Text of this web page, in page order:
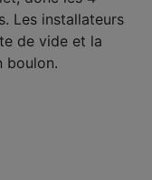
Les installateurs
de vide et la
boulon.